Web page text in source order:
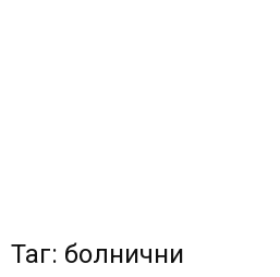
Таг: болнични